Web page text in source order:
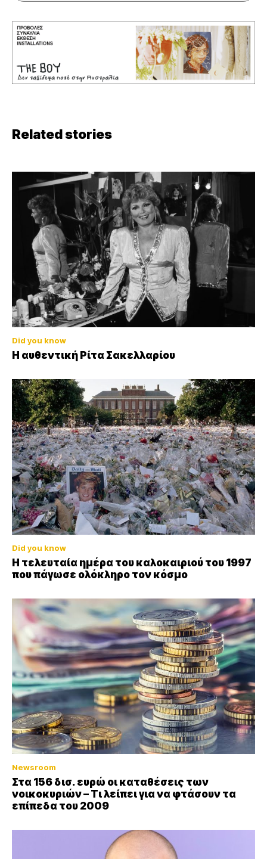
Related stories
Did you know
Η αυθεντική Ρίτα Σακελλαρίου
Did you know
Η τελευταία ημέρα του καλοκαιριού του 1997
που πάγωσε ολόκληρο τον κόσμο
Newsroom
Στα 156 δισ. ευρώ οι καταθέσεις των
νοικοκυριών – Τι λείπει για να φτάσουν τα
επίπεδα του 2009